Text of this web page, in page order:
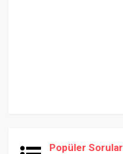
Popüler Sorular